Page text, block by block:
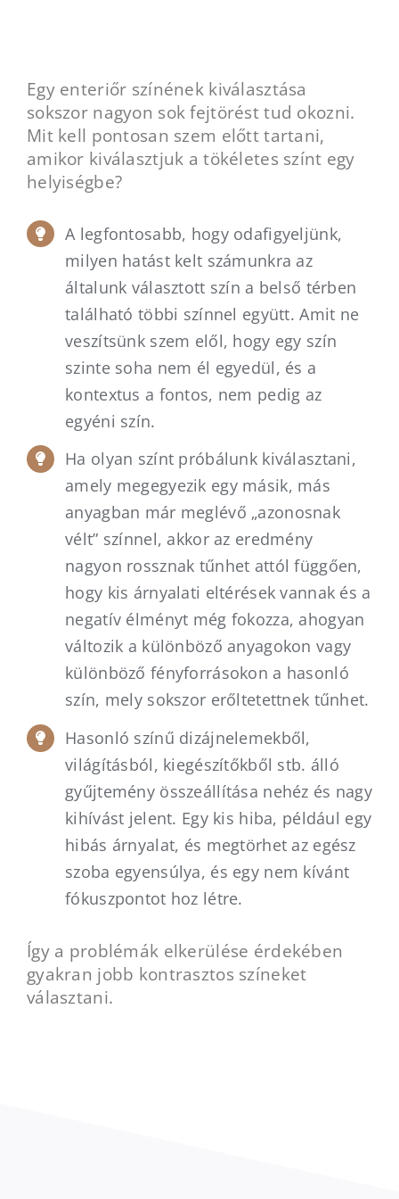
Egy enteriőr színének kiválasztása
sokszor nagyon sok fejtörést tud okozni.
Mit kell pontosan szem előtt tartani,
amikor kiválasztjuk a tökéletes színt egy
helyiségbe?
A legfontosabb, hogy odafigyeljünk,
milyen hatást kelt számunkra az
általunk választott szín a belső térben
található többi színnel együtt. Amit ne
veszítsünk szem elől, hogy egy szín
szinte soha nem él egyedül, és a
kontextus a fontos, nem pedig az
egyéni szín.
Ha olyan színt próbálunk kiválasztani,
amely megegyezik egy másik, más
anyagban már meglévő „azonosnak
vélt” színnel, akkor az eredmény
nagyon rossznak tűnhet attól függően,
hogy kis árnyalati eltérések vannak és a
negatív élményt még fokozza, ahogyan
változik a különböző anyagokon vagy
különböző fényforrásokon a hasonló
szín, mely sokszor erőltetettnek tűnhet.
Hasonló színű dizájnelemekből,
világításból, kiegészítőkből stb. álló
gyűjtemény összeállítása nehéz és nagy
kihívást jelent. Egy kis hiba, például egy
hibás árnyalat, és megtörhet az egész
szoba egyensúlya, és egy nem kívánt
fókuszpontot hoz létre.
Így a problémák elkerülése érdekében
gyakran jobb kontrasztos színeket
választani.